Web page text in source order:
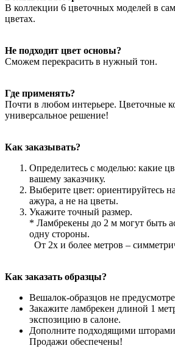
В коллекции 6 цветочных моделей в
цветах.
Не подходит цвет основы?
Сможем перекрасить в нужный тон.
Где применять?
Почти в любом интерьере. Цветочные
универсальное решение!
Как заказывать?
Определитесь с моделью: какие
вашему заказчику.
Выберите цвет: ориентируйтесь
ажура, а не на цветы.
Укажите точный размер.
* Ламбрекены до 2 м могут быть
одну стороны.
От 2х и более метров –
Как заказать образцы?
Вешалок-образцов не
Закажите ламбрекен длиной 1
экспозицию в салоне.
Дополните подходящими шторами
Продажи обеспечены!